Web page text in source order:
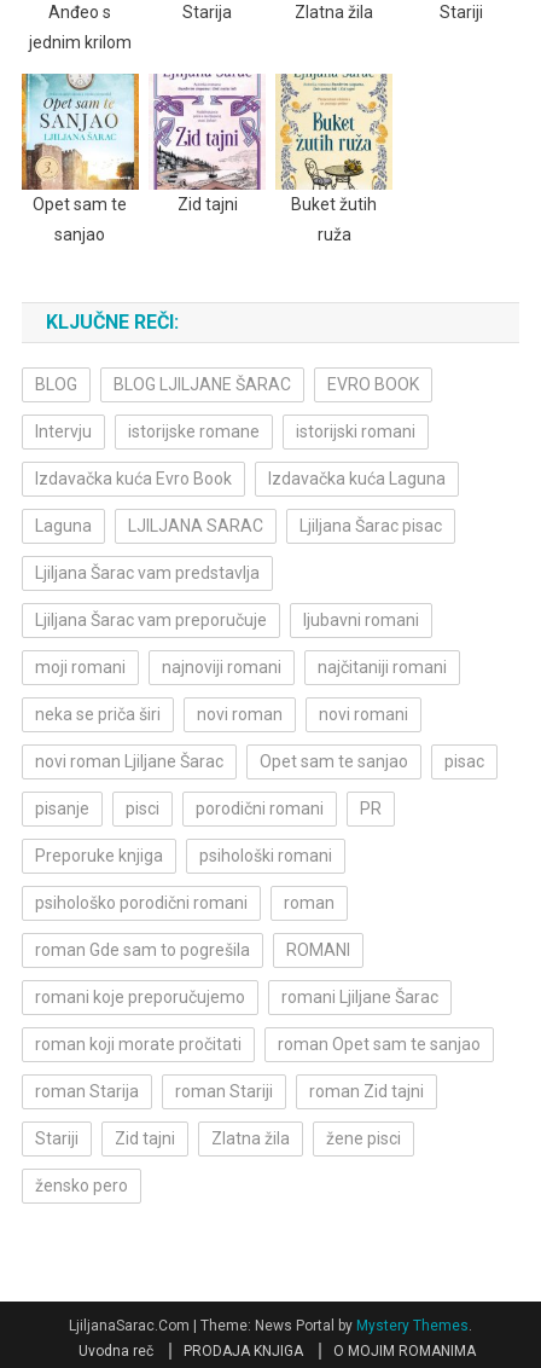
Anđeo s
jednim krilom
Starija Zlatna žila Stariji
Opet sam te
sanjao
Zid tajni
Buket žutih
ruža
KLJUČNE REČI:
BLOG BLOG LJILJANE ŠARAC EVRO BOOK
Intervju istorijske romane istorijski romani
Izdavačka kuća Evro Book Izdavačka kuća Laguna
Laguna LJILJANA SARAC Ljiljana Šarac pisac
Ljiljana Šarac vam predstavlja
Ljiljana Šarac vam preporučuje ljubavni romani
moji romani najnoviji romani najčitaniji romani
neka se priča širi novi roman novi romani
novi roman Ljiljane Šarac Opet sam te sanjao pisac
pisanje pisci porodični romani PR
Preporuke knjiga psihološki romani
psihološko porodični romani roman
roman Gde sam to pogrešila ROMANI
romani koje preporučujemo romani Ljiljane Šarac
roman koji morate pročitati roman Opet sam te sanjao
roman Starija roman Stariji roman Zid tajni
Stariji Zid tajni Zlatna žila žene pisci
žensko pero
LjiljanaSarac.Com | Theme: News Portal by Mystery Themes.
Uvodna reč
PRODAJA KNJIGA
O MOJIM ROMANIMA